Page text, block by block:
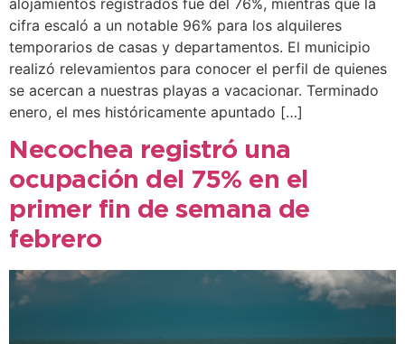
alojamientos registrados fue del 76%, mientras que la
cifra escaló a un notable 96% para los alquileres
temporarios de casas y departamentos. El municipio
realizó relevamientos para conocer el perfil de quienes
se acercan a nuestras playas a vacacionar. Terminado
enero, el mes históricamente apuntado […]
Necochea registró una
ocupación del 75% en el
primer fin de semana de
febrero